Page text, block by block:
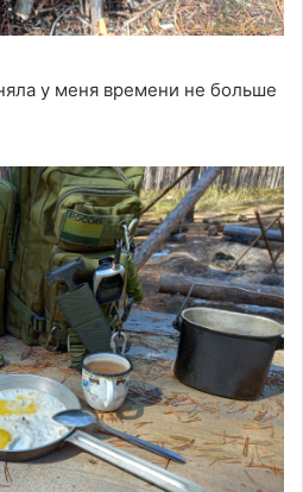
у меня времени не больше